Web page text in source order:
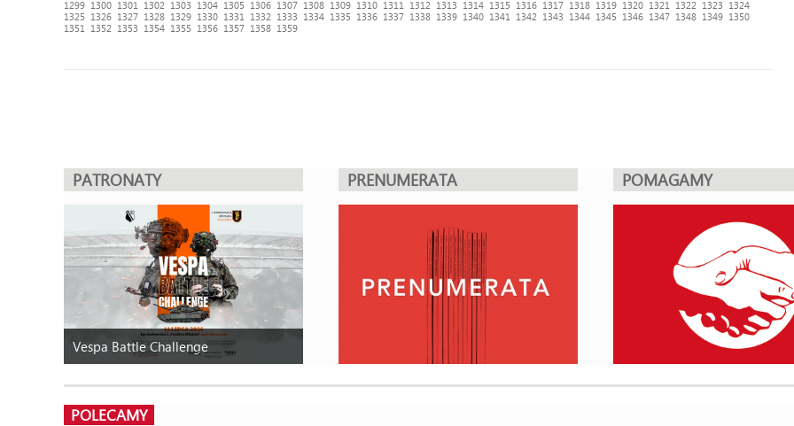
1299 1300 1301 1302 1303 1304 1305 1306 1307 1308 1309 1310 1311 1312 1313 1314 1315 1316 1317 1318 1319 1320 1321 1322 1323
1324
1325
1326 1327 1328 1329 1330 1331 1332 1333 1334 1335 1336 1337 1338 1339 1340 1341 1342 1343 1344 1345 1346 1347 1348 1349 1350
1351
1352 1353 1354 1355 1356 1357 1358 1359
PATRONATY
Vespa Battle Challenge
PRENUMERATA POMAGAMY
POLECAMY